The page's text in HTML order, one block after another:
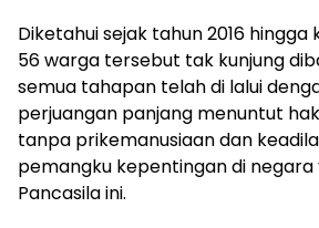
Diketahui sejak tahun 2016 hingga
56 warga tersebut tak kunjung
semua tahapan telah di lalui
perjuangan panjang menuntut
tanpa prikemanusiaan dan
pemangku kepentingan di
Pancasila ini.